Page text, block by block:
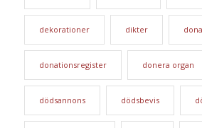
dekorationer dikter
donationsregister donera organ
dödsannons dödsbevis